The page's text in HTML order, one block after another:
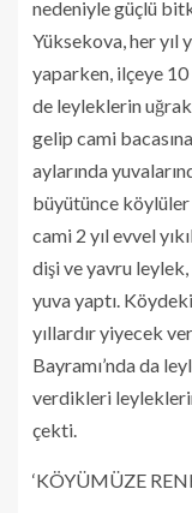
nedeniyle güçlü
Yüksekova, her yıl
yaparken, ilçeye
de leyleklerin
gelip cami
aylarında
büyütünce köylüler
cami 2 yıl evvel
dişi ve yavru
yuva yaptı.
yıllardır yiyecek
Bayramı’nda da
verdikleri
çekti.
‘KÖYÜMÜZE